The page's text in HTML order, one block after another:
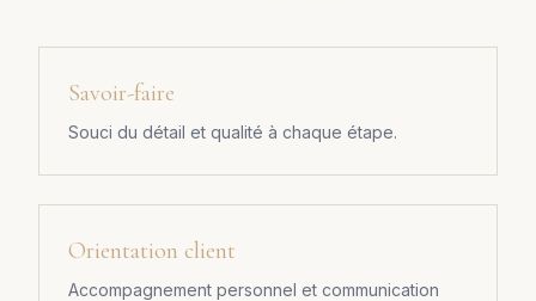
Savoir-faire
Souci du détail et qualité à chaque étape.
Orientation client
Accompagnement personnel et communication